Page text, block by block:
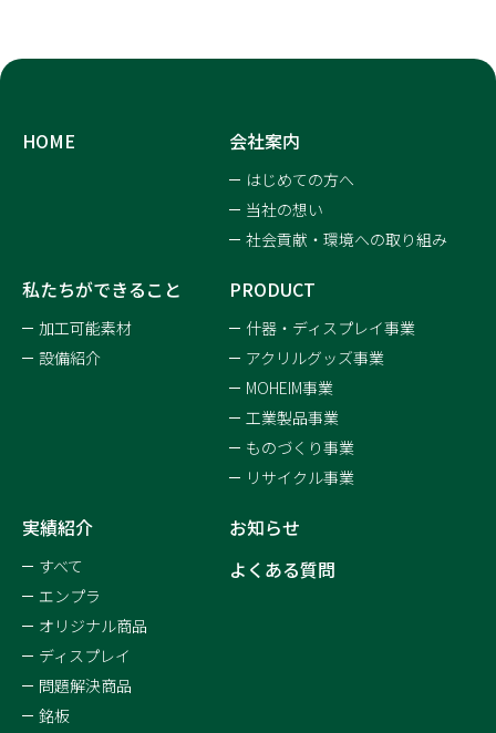
HOME 会社案内
はじめての方へ
当社の想い
社会貢献・環境への取り組み
私たちができること
加工可能素材
設備紹介
PRODUCT
什器・ディスプレイ事業
アクリルグッズ事業
MOHEIM事業
工業製品事業
ものづくり事業
リサイクル事業
実績紹介
すべて
エンプラ
オリジナル商品
ディスプレイ
問題解決商品
銘板
お知らせ
よくある質問